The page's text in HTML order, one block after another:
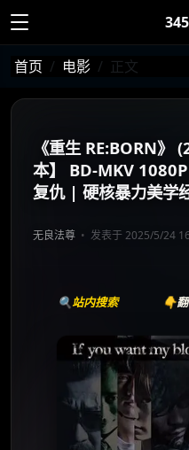
首页 电影 正文
《重生 RE:BORN》
本】 BD-MKV
复仇 | 硬核暴力美学
无良法尊 发表于 2025/5/24
🔍站内搜索 👇
⭐
收藏
⭐️ 评分：